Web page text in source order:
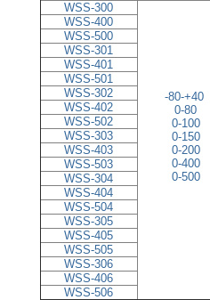
WSS-300
-80-+40
0-80
0-100
0-150
0-200
0-400
0-500
WSS-400
WSS-500
WSS-301
WSS-401
WSS-501
WSS-302
WSS-402
WSS-502
WSS-303
WSS-403
WSS-503
WSS-304
WSS-404
WSS-504
WSS-305
WSS-405
WSS-505
WSS-306
WSS-406
WSS-506